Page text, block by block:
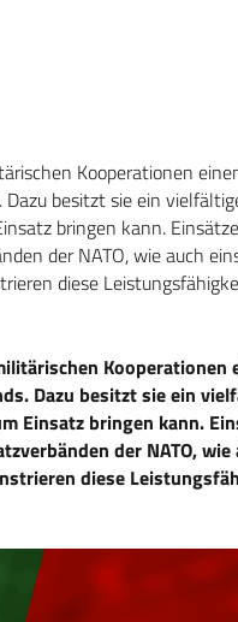
Kooperationen
besitzt sie ein
bringen kann.
der NATO, wie auch
diese
Kooperationen
Dazu besitzt sie ein
bringen kann.
der NATO,
diese